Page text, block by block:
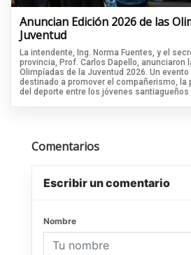
Anuncian Edición 2026 de las
Juventud
La intendente, Ing. Norma Fuentes, y el
provincia, Prof. Carlos Dapello, anunciaron
Olimpíadas de la Juventud 2026. Un
destinado a promover el compañerismo, la
del deporte entre los jóvenes santiagueños
Comentarios
Escribir un comentario
Nombre